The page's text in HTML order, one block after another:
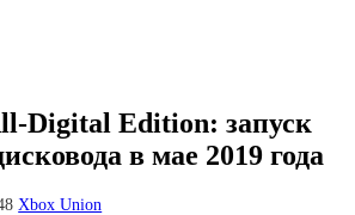
Digital Edition: запуск
в мае 2019 года
Xbox Union